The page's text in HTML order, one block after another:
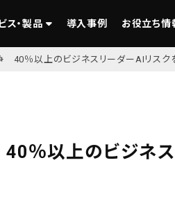
ス・製品 導入事例 お役立ち情
40％以上のビジネスリーダーAIリスク
％以上のビジネ